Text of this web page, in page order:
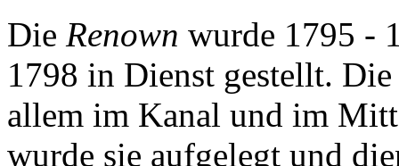
Die Renown wurde 1795 -
1798 in Dienst gestellt.
allem im Kanal und im
wurde sie aufgelegt und